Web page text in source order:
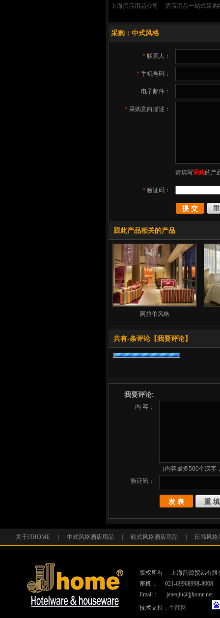
上海酒店用品公司 酒店用品一站式采购
采购：中式风格
* 联系人：
* 手机号码：
电子邮件：
* 采购意向描述：
请填写采购的产
* 验证码：
跟此产品相关的产品
阿拉伯风格
共有-条评论 【我要评论】
我要评论:
内 容：
（内容最多500个汉
验证码：
关于JJHOME 中式风格酒店用品 欧式风格酒店用品 日韩风
版权所有
上海韵源贸易有限
座机：
021-69968998-8008
Email：
janeqiu@jjhome.net
技术支持： 牛商网